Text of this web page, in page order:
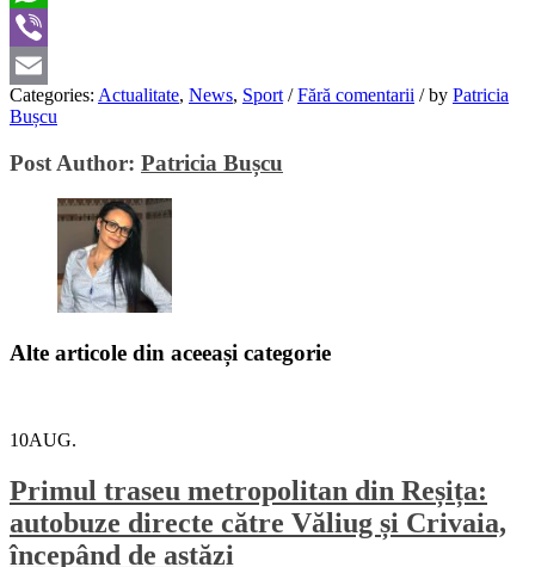
WhatsApp
Viber
Email
Categories: Actualitate, News, Sport / Fără comentarii /by Patricia
Bușcu
Post Author: Patricia Bușcu
Alte articole din aceeași categorie
10AUG.
Primul traseu metropolitan din Reșița:
autobuze directe către Văliug și Crivaia,
începând de astăzi